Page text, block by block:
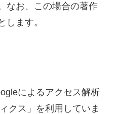
なお、この場合の著作
します。
によるアクセス解析
クス」を利用していま